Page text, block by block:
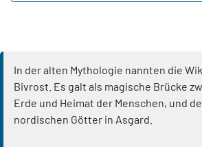
In der alten Mythologie nannten die
Bivrost. Es galt als magische Brücke
Erde und Heimat der Menschen, und
nordischen Götter in Asgard.